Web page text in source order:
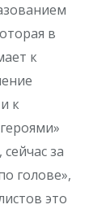
в
к
к
за
голове»,
это